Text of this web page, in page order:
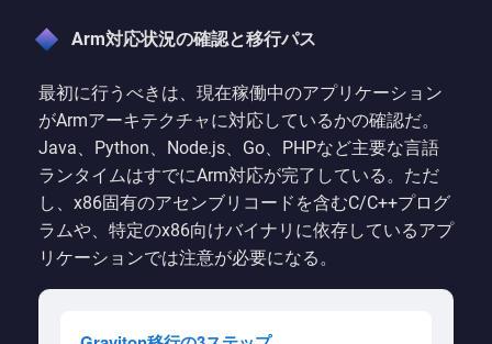
Arm対応状況の確認と移行パス
最初に行うべきは、現在稼働中のアプリケーション
がArmアーキテクチャに対応しているかの確認だ。
Java、Python、Node.js、Go、PHPなど主要な言語
ランタイムはすでにArm対応が完了している。ただ
し、x86固有のアセンブリコードを含むC/C++プログ
ラムや、特定のx86向けバイナリに依存しているアプ
リケーションでは注意が必要になる。